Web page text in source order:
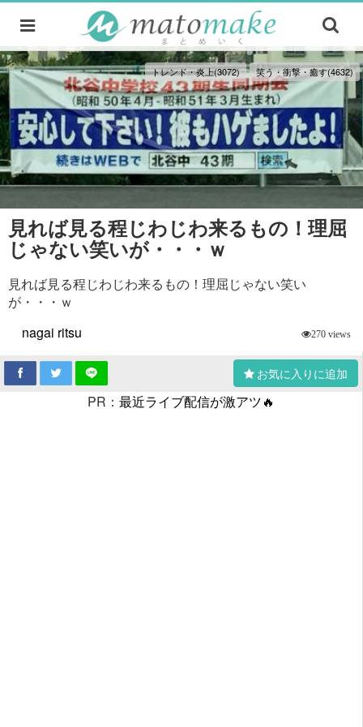
トレンド・炎上(3072) 笑う・衝撃・癒す(4632)
見れば見る程じわじわ来るもの！理屈
じゃない笑いが・・・ｗ
見れば見る程じわじわ来るもの！理屈じゃない笑い
が・・・ｗ
nagai ritsu
270 views
お気に入りに追加
PR： 最近ライブ配信が激アツ🔥